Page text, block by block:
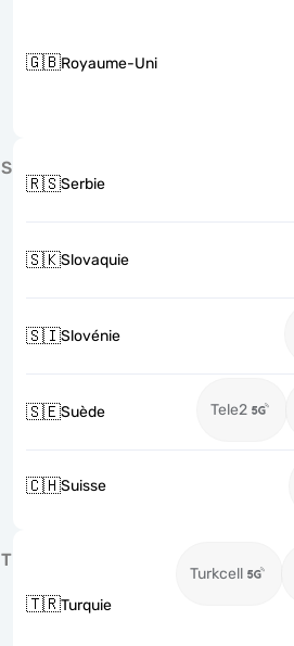
🇬🇧Royaume-Uni
S
🇷🇸Serbie
🇸🇰Slovaquie
🇸🇮Slovénie
🇸🇪Suède Tele2
🇨🇭Suisse
T
🇹🇷Turquie
Turkcell